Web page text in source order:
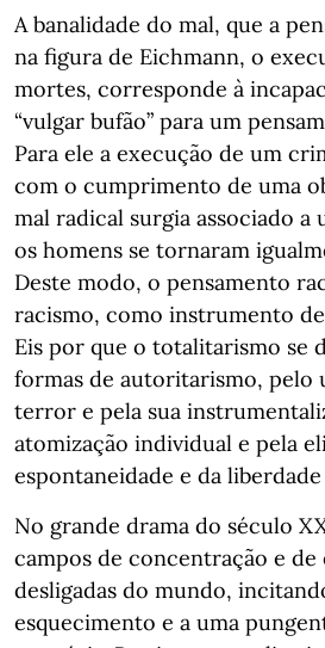
A banalidade do mal, que a
na figura de Eichmann, o
mortes, corresponde à
“vulgar bufão” para um
Para ele a execução de um
com o cumprimento de uma
mal radical surgia associado a
os homens se tornaram
Deste modo, o pensamento
racismo, como instrumento
Eis por que o totalitarismo se
formas de autoritarismo, pelo
terror e pela sua
atomização individual e pela
espontaneidade e da
No grande drama do século
campos de concentração e
desligadas do mundo,
esquecimento e a uma